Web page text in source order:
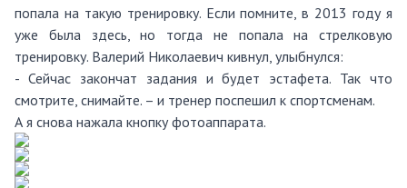
попала на такую тренировку. Если помните, в 2013 году я
уже была здесь, но тогда не попала на стрелковую
тренировку. Валерий Николаевич кивнул, улыбнулся:
- Сейчас закончат задания и будет эстафета. Так что
смотрите, снимайте. – и тренер поспешил к спортсменам.
А я снова нажала кнопку фотоаппарата.